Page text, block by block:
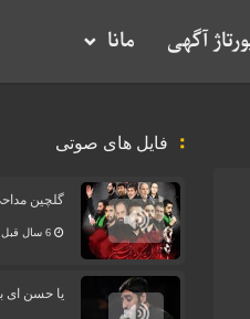
آگهی مانا
فایل های صوتی
گلچین مداحی
6 سال قبل
یا حسن ای